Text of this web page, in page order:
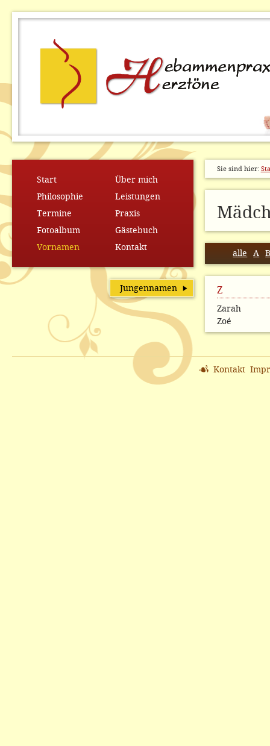
Start
Über mich
Philosophie
Leistungen
Termine
Praxis
Fotoalbum
Gästebuch
Vornamen
Kontakt
Jungennamen
Sie sind hier:
alle A
Z
Zarah
Zoé
Kontakt